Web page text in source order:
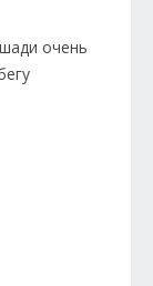
очень